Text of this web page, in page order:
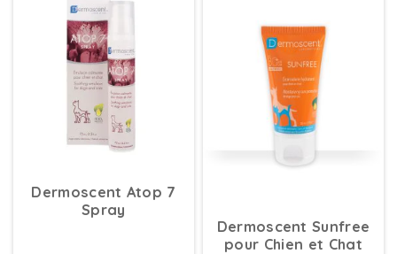
DÉTAILS
DÉTAILS
Dermoscent Atop 7
Spray
Dermoscent Sunfree
pour Chien et Chat